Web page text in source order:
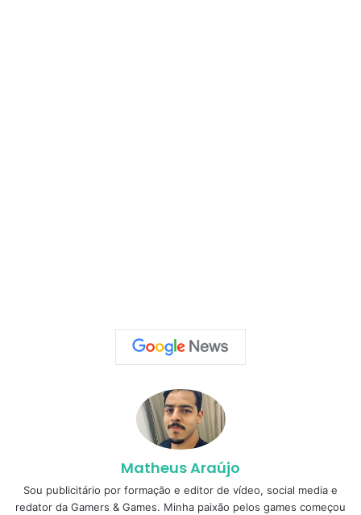
Matheus Araújo
Sou publicitário por formação e editor de vídeo, social media e
redator da Gamers & Games. Minha paixão pelos games começou